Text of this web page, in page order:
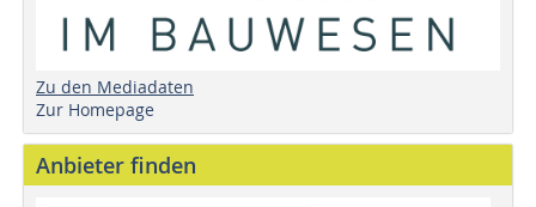
Zu den Mediadaten
Zur Homepage
Anbieter finden